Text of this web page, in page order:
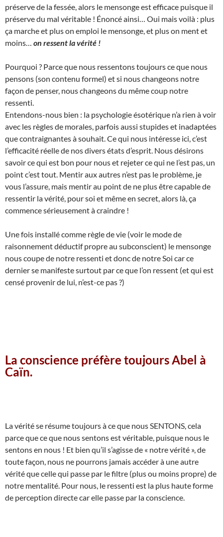
préserve de la fessée, alors le mensonge est efficace puisque il
préserve du mal véritable ! Énoncé ainsi… Oui mais voilà : plus
ça marche et plus on emploi le mensonge, et plus on ment et
moins… on ressent la vérité !
Pourquoi ? Parce que nous ressentons toujours ce que nous
pensons (son contenu formel) et si nous changeons notre
façon de penser, nous changeons du même coup notre
ressenti.
Entendons-nous bien : la psychologie ésotérique n’a rien à voir
avec les règles de morales, parfois aussi stupides et inadaptées
que contraignantes à souhait. Ce qui nous intéresse ici, c’est
l’efficacité réelle de nos divers états d’esprit. Nous désirons
savoir ce qui est bon pour nous et rejeter ce qui ne l’est pas, un
point c’est tout. Mentir aux autres n’est pas le problème, je
vous l’assure, mais mentir au point de ne plus être capable de
ressentir la vérité, pour soi et même en secret, alors là, ça
commence sérieusement à craindre !
Une fois installé comme règle de vie (voir le mode de
raisonnement déductif propre au subconscient) le mensonge
nous coupe de notre ressenti et donc de notre Soi car ce
dernier se manifeste surtout par ce que l’on ressent (et qui est
censé provenir de lui, n’est-ce pas ?)
La conscience préfère toujours Abel à
Caïn.
La vérité se résume toujours à ce que nous SENTONS, cela
parce que ce que nous sentons est véritable, puisque nous le
sentons en nous ! Et bien qu’il s’agisse de « notre vérité », de
toute façon, nous ne pourrons jamais accéder à une autre
vérité que celle qui passe par le filtre (plus ou moins propre) de
notre mentalité. Pour nous, le ressenti est la plus haute forme
de perception directe car elle passe par la conscience.